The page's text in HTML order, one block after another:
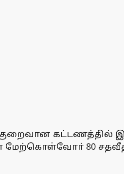
கட்டணத்தில்
மேற்கொள்வோா் 80